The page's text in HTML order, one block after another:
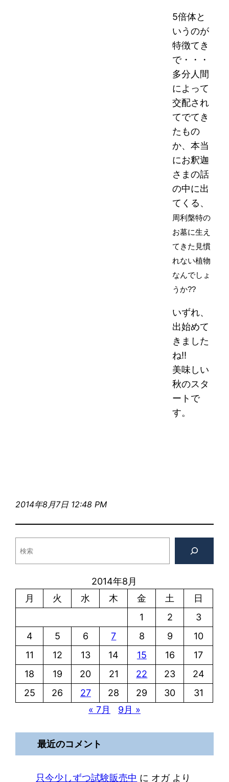
5倍体と
いうのが
特徴てき
で・・・
多分人間
によって
交配され
てでてき
たもの
か、本当
にお釈迦
さまの話
の中に出
てくる、
周利槃特の
お墓に生え
てきた見慣
れない植物
なんでしょ
うか??
いずれ、
出始めて
きました
ね!!
美味しい
秋のスタ
ートで
す。
2014年8月7日 12:48 PM
2014年8月
月
火 水 木 金 土
日
1
2
3
4
5 6 7 8 9
10
11
12 13 14 15 16
17
18
19 20 21 22 23
24
25
26 27 28 29 30
31
« 7月
9月 »
最近のコメント
只今少しずつ試験販売中 に オガより